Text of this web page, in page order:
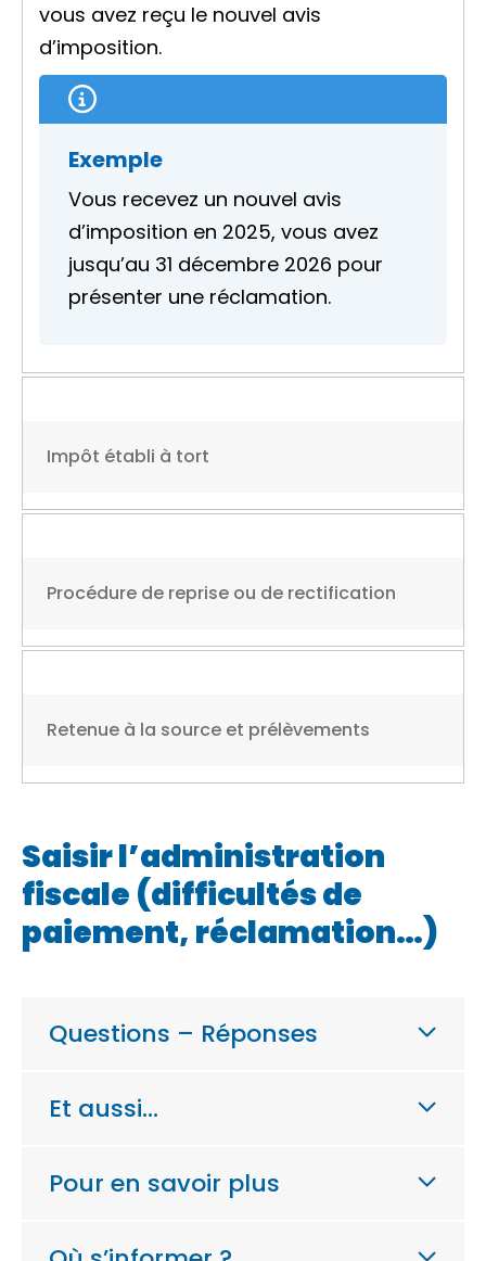
vous avez reçu le nouvel avis
d’imposition.
Exemple
Vous recevez un nouvel avis
d’imposition en 2025, vous avez
jusqu’au 31 décembre 2026 pour
présenter une réclamation.
Impôt établi à tort
Procédure de reprise ou de rectification
Retenue à la source et prélèvements
Saisir l’administration
fiscale (difficultés de
paiement, réclamation…)
Questions – Réponses
Et aussi…
Pour en savoir plus